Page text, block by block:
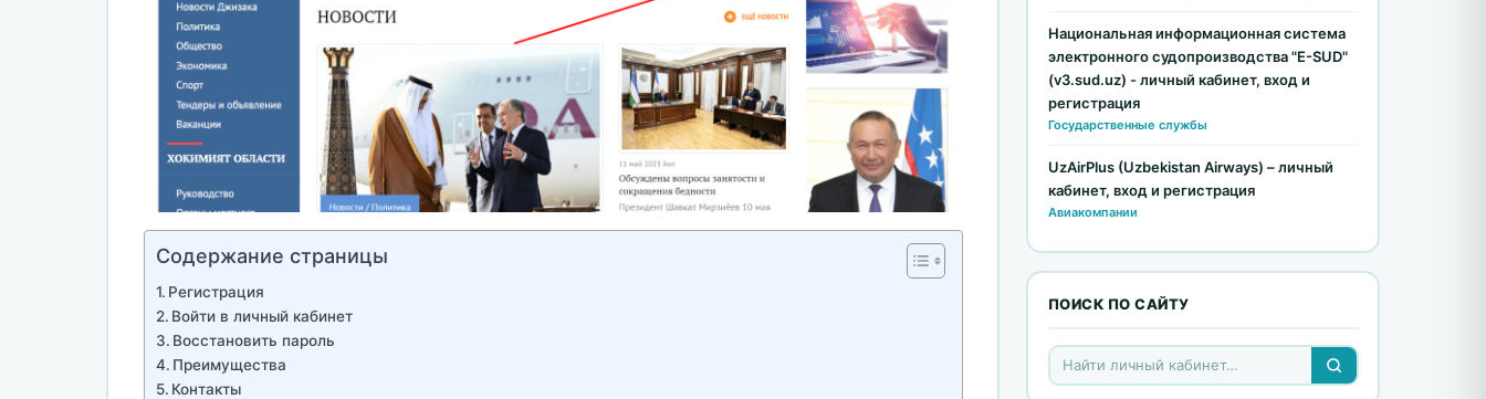
Содержание страницы
Регистрация
Войти в личный кабинет
Восстановить пароль
Преимущества
Контакты
Национальная информационная система
электронного судопроизводства "E-SUD"
(v3.sud.uz) - личный кабинет, вход и
регистрация
Государственные службы
UzAirPlus (Uzbekistan Airways) – личный
кабинет, вход и регистрация
Авиакомпании
ПОИСК ПО САЙТУ